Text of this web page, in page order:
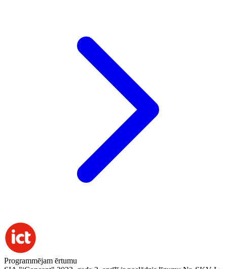
Programmējam ērtumu